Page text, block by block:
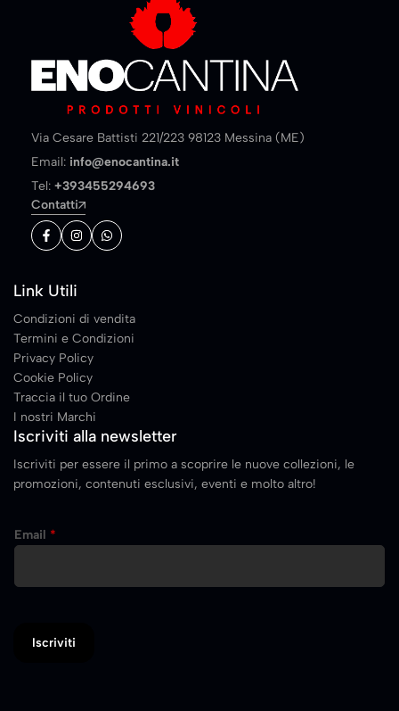
Via Cesare Battisti 221/223 98123 Messina (ME)
Email: info@enocantina.it
Tel: +393455294693
Contatti
Link Utili
Condizioni di vendita
Termini e Condizioni
Privacy Policy
Cookie Policy
Traccia il tuo Ordine
I nostri Marchi
Iscriviti alla newsletter
Iscriviti per essere il primo a scoprire le nuove collezioni, le
promozioni, contenuti esclusivi, eventi e molto altro!
m
i
Email *
Iscriviti